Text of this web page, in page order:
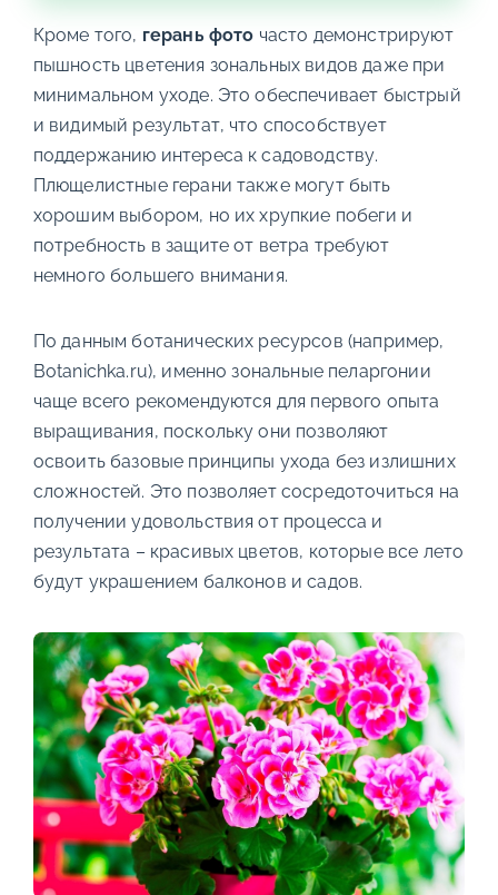
Кроме того, герань фото часто демонстрируют
пышность цветения зональных видов даже при
минимальном уходе. Это обеспечивает быстрый
и видимый результат, что способствует
поддержанию интереса к садоводству.
Плющелистные герани также могут быть
хорошим выбором, но их хрупкие побеги и
потребность в защите от ветра требуют
немного большего внимания.
По данным ботанических ресурсов (например,
Botanichka.ru), именно зональные пеларгонии
чаще всего рекомендуются для первого опыта
выращивания, поскольку они позволяют
освоить базовые принципы ухода без излишних
сложностей. Это позволяет сосредоточиться на
получении удовольствия от процесса и
результата – красивых цветов, которые все лето
будут украшением балконов и садов.